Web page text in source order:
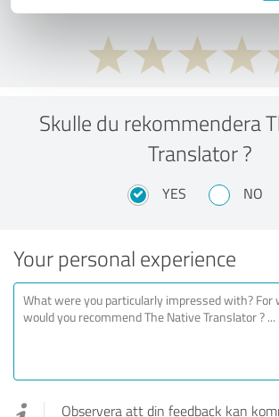
Skulle du rekommendera
Translator ?
YES NO
Your personal experience
Observera att din feedback kan